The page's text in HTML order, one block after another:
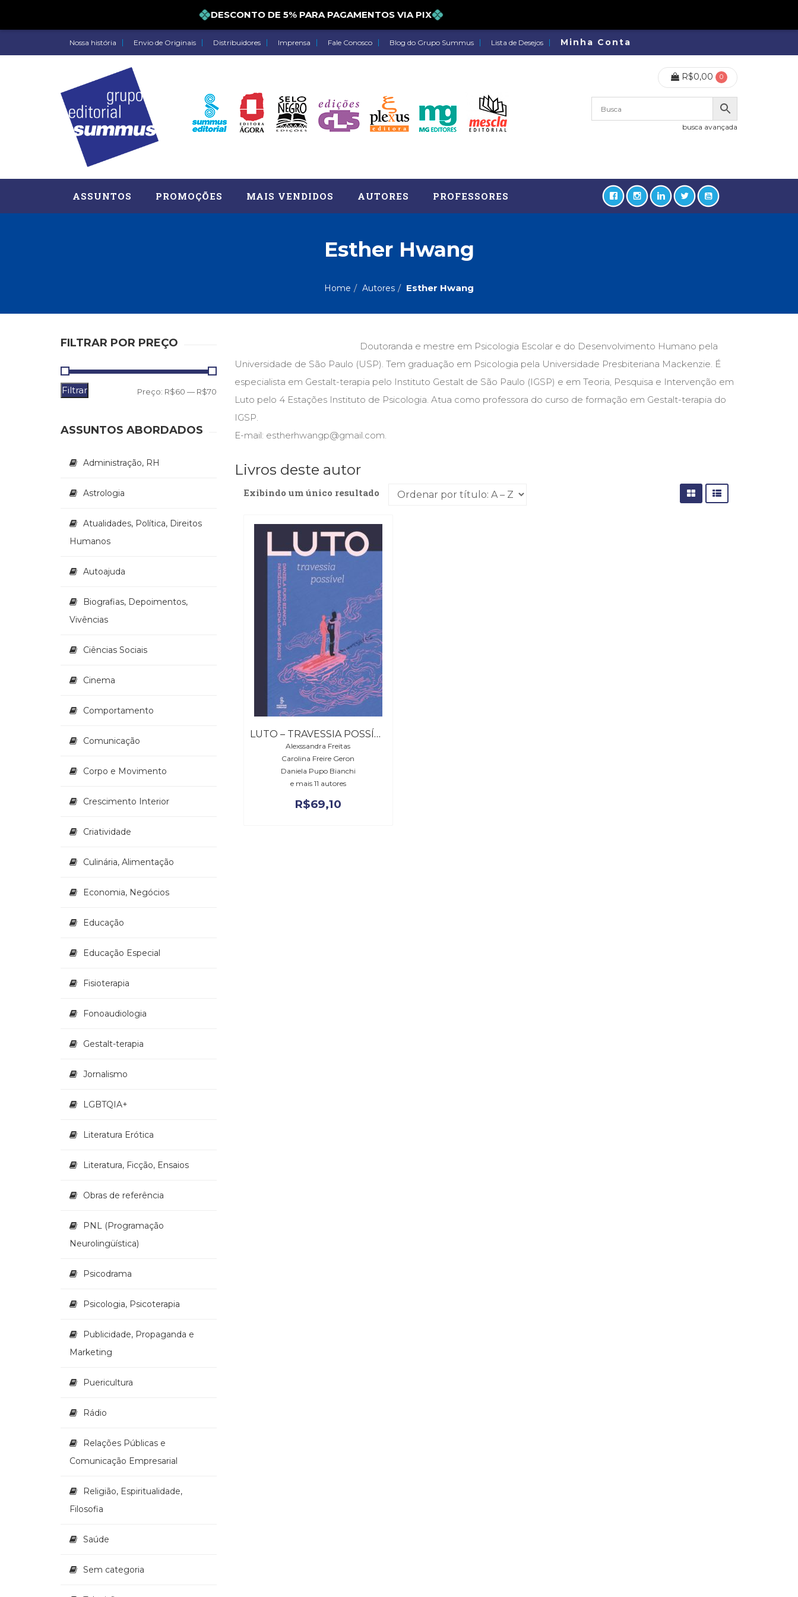
DESCONTO DE 5% PARA PAGAMENTOS VIA PIX
Nossa história Envio de Originais Distribuidores Imprensa Fale Conosco Blog do Grupo Summus Lista de Desejos Minha Conta
R$0,00 0
busca avançada
ASSUNTOS
Comportamento (418)
Culinária, Alimentação (14)
Economia, Negócios (31)
Educação (278)
Gestalt-terapia (93)
Literatura, Ficção, Ensaios (69)
Obras de referência (48)
PNL (Programação Neurolingüística) (41)
Psicodrama (200)
Psicologia, Psicoterapia (799)
Publicidade, Propaganda e Marketing (33)
Puericultura (23)
Rádio (8)
Relações Públicas e Comunicação Empresarial
Terapia Ocupacional (21)
Treinamento e RH (65)
PROMOÇÕES MAIS VENDIDOS AUTORES PROFESSORES
Esther Hwang
Home Autores Esther Hwang
Doutoranda e mestre em Psicologia Escolar e do Desenvol­vimento Humano pela
Universidade de São Paulo (USP). Tem graduação em Psicologia pela Universidade Presbite­riana Mackenzie. É
especialista em Gestalt-terapia pelo Instituto Gestalt de São Paulo (IGSP) e em Teoria, Pesquisa e Intervenção em
Luto pelo 4 Estações Instituto de Psicolo­gia. Atua como professora do curso de formação em Gestalt­-terapia do
IGSP.
E-mail: estherhwangp@gmail.com.
Livros deste autor
Exibindo um único resultado
LUTO – TRAVESSIA POSSÍVEL
Alexssandra Freitas
Carolina Freire Geron
Daniela Pupo Bianchi
e mais 11 autores
R$69,10
FILTRAR POR PREÇO
Preço
Preço
Filtrar Preço: R$60 — R$70
ASSUNTOS ABORDADOS
Administração, RH
Astrologia
Atualidades, Política, Direitos
Humanos
Autoajuda
Biografias, Depoimentos,
Vivências
Ciências Sociais
Cinema
Comportamento
Comunicação
Corpo e Movimento
Crescimento Interior
Criatividade
Culinária, Alimentação
Economia, Negócios
Educação
Educação Especial
Fisioterapia
Fonoaudiologia
Gestalt-terapia
Jornalismo
LGBTQIA+
Literatura Erótica
Literatura, Ficção, Ensaios
Obras de referência
PNL (Programação
Neurolingüística)
Psicodrama
Psicologia, Psicoterapia
Publicidade, Propaganda e
Marketing
Puericultura
Rádio
Relações Públicas e
Comunicação Empresarial
Religião, Espiritualidade,
Filosofia
Saúde
Sem categoria